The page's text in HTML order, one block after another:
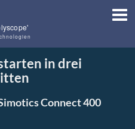
in drei
Connect 400